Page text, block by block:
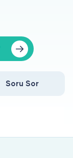
Soru Sor